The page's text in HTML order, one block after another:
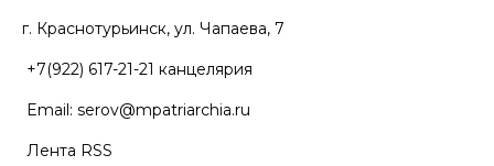
г. Краснотурьинск, ул. Чапаева, 7
+7(922) 617-21-21 канцелярия
Email: serov@mpatriarchia.ru
Лента RSS